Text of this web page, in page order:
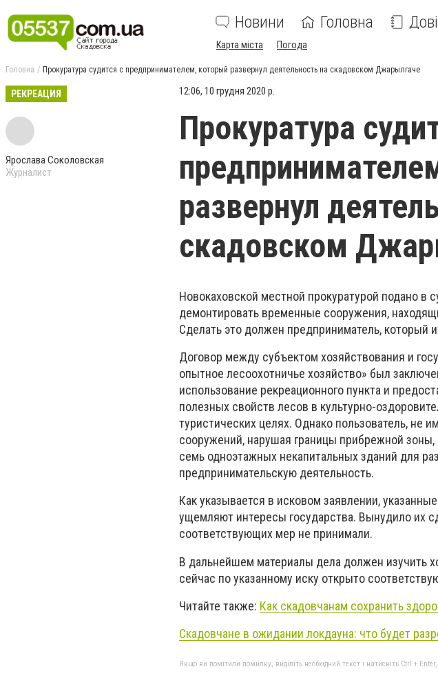
Новини Головна
Карта міста Погода
Головна Прокуратура судится с предпринимателем, который развернул деятельность на скадовском Джарылгаче
РЕКРЕАЦИЯ
Ярослава Соколовская
Журналист
12:06, 10 грудня 2020 р.
Прокуратура
развернул
скадовском
Новокаховской местной прокуратурой подано в
демонтировать временные сооружения,
Сделать это должен предприниматель, который
Договор между субъектом хозяйствования и
опытное лесоохотничье хозяйство» был
использование рекреационного пункта и
полезных свойств лесов в культурно-
туристических целях. Однако пользователь,
сооружений, нарушая границы прибрежной
семь одноэтажных некапитальных зданий для
предпринимательскую деятельность.
Как указывается в исковом заявлении,
ущемляют интересы государства. Вынудило их
соответствующих мер не принимали.
В дальнейшем материалы дела должен изучить
сейчас по указанному иску открыто
Читайте также: Как скадовчанам сохранить
Скадовчане в ожидании локдауна: что будет
Якщо ви помітили помилку, виділіть необхідний текст і натисніть Ctrl +